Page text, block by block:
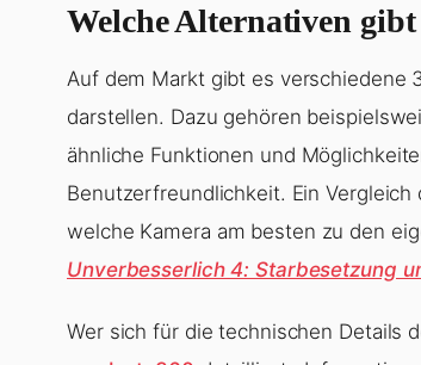
Welche Alternativen
Auf dem Markt gibt es verschiedene
darstellen. Dazu gehören
ähnliche Funktionen und
Benutzerfreundlichkeit. Ein
welche Kamera am besten zu den
Unverbesserlich 4: Starbesetzung
Wer sich für die technischen Details